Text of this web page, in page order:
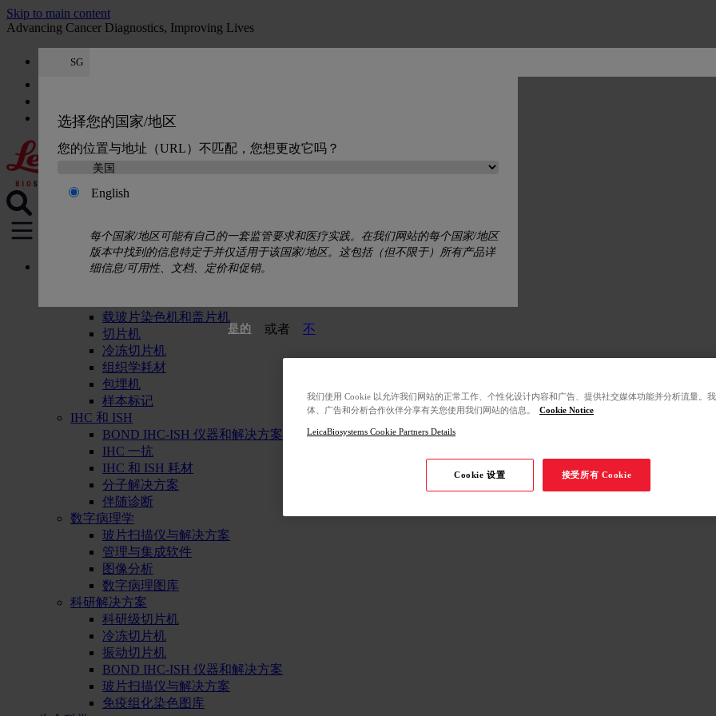
Skip to main content
Advancing Cancer Diagnostics, Improving Lives
SG
选择您的国家/地区
您的位置与地址（URL）不匹配，您想更改它吗？
English
每个国家/地区可能有自己的一套监管要求和医疗实践。在我们网站的每个国家/地区
版本中找到的信息特定于并仅适用于该国家/地区。这包括（但不限于）所有产品详
细信息/可用性、文档、定价和促销。
是的 或者 不
引用:0
载玻片染色机和盖片机
切片机
冷冻切片机
组织学耗材
包埋机
样本标记
IHC 和 ISH
BOND IHC-ISH 仪器和解决方案
IHC 一抗
IHC 和 ISH 耗材
分子解决方案
伴随诊断
数字病理学
玻片扫描仪与解决方案
管理与集成软件
图像分析
数字病理图库
科研解决方案
科研级切片机
冷冻切片机
振动切片机
BOND IHC-ISH 仪器和解决方案
玻片扫描仪与解决方案
免疫组化染色图库
我们使用 Cookie 以允许我们网站的正常工作、个性化设计内容和广告、提供社交媒体功能并分析流量。
体、广告和分析合作伙伴分享有关您使用我们网站的信息。
Cookie Notice
LeicaBiosystems Cookie Partners Details
Cookie 设置 接受所有 Cookie